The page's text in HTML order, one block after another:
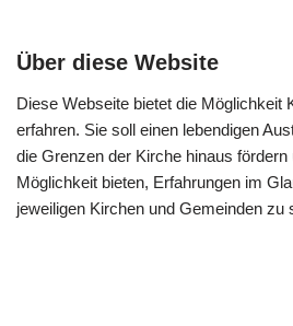
Über diese Website
Diese Webseite bietet die Möglichkeit
erfahren. Sie soll einen lebendigen
die Grenzen der Kirche hinaus
Möglichkeit bieten, Erfahrungen im
jeweiligen Kirchen und Gemeinden zu